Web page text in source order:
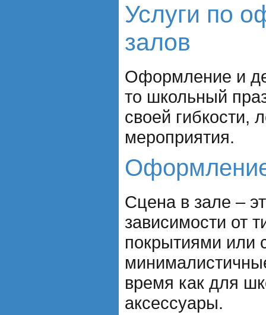
Услуги по
залов
Оформление и
то школьный
своей гибкости,
мероприятия.
Сцена в зале –
зависимости от
покрытиями или
время как для
аксессуары.